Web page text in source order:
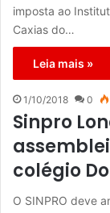
imposta ao
Caxias do…
Leia mais »
1/10/2018 0
Sinpro
colégio
O SINPRO deve